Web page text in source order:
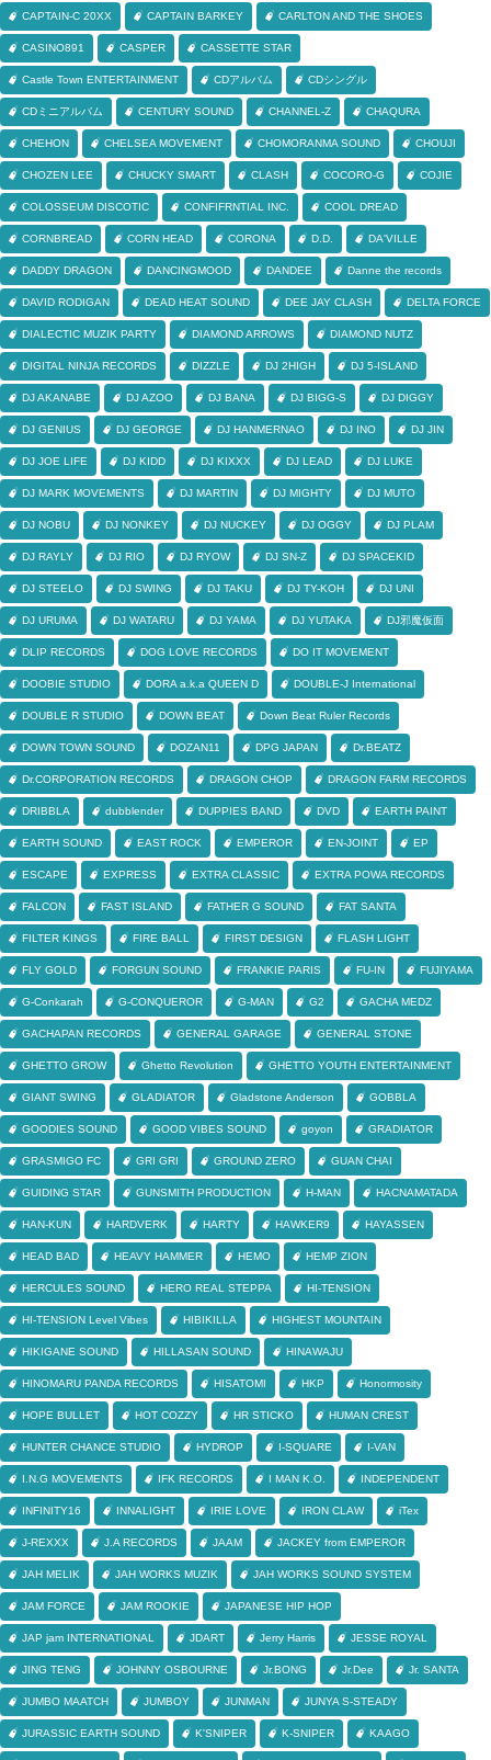
CAPTAIN-C 20XX CAPTAIN BARKEY CARLTON AND THE SHOES
CASINO891 CASPER CASSETTE STAR
Castle Town ENTERTAINMENT CDアルバム CDシングル
CDミニアルバム CENTURY SOUND CHANNEL-Z CHAQURA
CHEHON CHELSEA MOVEMENT CHOMORANMA SOUND CHOUJI
CHOZEN LEE CHUCKY SMART CLASH COCORO-G COJIE
COLOSSEUM DISCOTIC CONFIFRNTIAL INC. COOL DREAD
CORNBREAD CORN HEAD CORONA D.D. DA'VILLE
DADDY DRAGON DANCINGMOOD DANDEE Danne the records
DAVID RODIGAN DEAD HEAT SOUND DEE JAY CLASH DELTA FORCE
DIALECTIC MUZIK PARTY DIAMOND ARROWS DIAMOND NUTZ
DIGITAL NINJA RECORDS DIZZLE DJ 2HIGH DJ 5-ISLAND
DJ AKANABE DJ AZOO DJ BANA DJ BIGG-S DJ DIGGY
DJ GENIUS DJ GEORGE DJ HANMERNAO DJ INO DJ JIN
DJ JOE LIFE DJ KIDD DJ KIXXX DJ LEAD DJ LUKE
DJ MARK MOVEMENTS DJ MARTIN DJ MIGHTY DJ MUTO
DJ NOBU DJ NONKEY DJ NUCKEY DJ OGGY DJ PLAM
DJ RAYLY DJ RIO DJ RYOW DJ SN-Z DJ SPACEKID
DJ STEELO DJ SWING DJ TAKU DJ TY-KOH DJ UNI
DJ URUMA DJ WATARU DJ YAMA DJ YUTAKA DJ邪魔仮面
DLIP RECORDS DOG LOVE RECORDS DO IT MOVEMENT
DOOBIE STUDIO DORA a.k.a QUEEN D DOUBLE-J International
DOUBLE R STUDIO DOWN BEAT Down Beat Ruler Records
DOWN TOWN SOUND DOZAN11 DPG JAPAN Dr.BEATZ
Dr.CORPORATION RECORDS DRAGON CHOP DRAGON FARM RECORDS
DRIBBLA dubblender DUPPIES BAND DVD EARTH PAINT
EARTH SOUND EAST ROCK EMPEROR EN-JOINT EP
ESCAPE EXPRESS EXTRA CLASSIC EXTRA POWA RECORDS
FALCON FAST ISLAND FATHER G SOUND FAT SANTA
FILTER KINGS FIRE BALL FIRST DESIGN FLASH LIGHT
FLY GOLD FORGUN SOUND FRANKIE PARIS FU-IN FUJIYAMA
G-Conkarah G-CONQUEROR G-MAN G2 GACHA MEDZ
GACHAPAN RECORDS GENERAL GARAGE GENERAL STONE
GHETTO GROW Ghetto Revolution GHETTO YOUTH ENTERTAINMENT
GIANT SWING GLADIATOR Gladstone Anderson GOBBLA
GOODIES SOUND GOOD VIBES SOUND goyon GRADIATOR
GRASMIGO FC GRI GRI GROUND ZERO GUAN CHAI
GUIDING STAR GUNSMITH PRODUCTION H-MAN HACNAMATADA
HAN-KUN HARDVERK HARTY HAWKER9 HAYASSEN
HEAD BAD HEAVY HAMMER HEMO HEMP ZION
HERCULES SOUND HERO REAL STEPPA HI-TENSION
HI-TENSION Level Vibes HIBIKILLA HIGHEST MOUNTAIN
HIKIGANE SOUND HILLASAN SOUND HINAWAJU
HINOMARU PANDA RECORDS HISATOMI HKP Honormosity
HOPE BULLET HOT COZZY HR STICKO HUMAN CREST
HUNTER CHANCE STUDIO HYDROP I-SQUARE I-VAN
I.N.G MOVEMENTS IFK RECORDS I MAN K.O. INDEPENDENT
INFINITY16 INNALIGHT IRIE LOVE IRON CLAW iTex
J-REXXX J.A RECORDS JAAM JACKEY from EMPEROR
JAH MELIK JAH WORKS MUZIK JAH WORKS SOUND SYSTEM
JAM FORCE JAM ROOKIE JAPANESE HIP HOP
JAP jam INTERNATIONAL JDART Jerry Harris JESSE ROYAL
JING TENG JOHNNY OSBOURNE Jr.BONG Jr.Dee Jr. SANTA
JUMBO MAATCH JUMBOY JUNMAN JUNYA S-STEADY
JURASSIC EARTH SOUND K'SNIPER K-SNIPER KAAGO